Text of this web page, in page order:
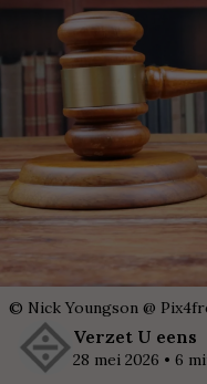
© Nick Youngson @
Verzet U eens
28 mei 2026 • 6